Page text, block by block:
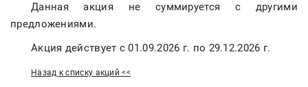
Данная акция не суммируется с другими
предложениями.
Акция действует с 01.09.2026 г. по 29.12.2026 г.
Назад к списку акций <<